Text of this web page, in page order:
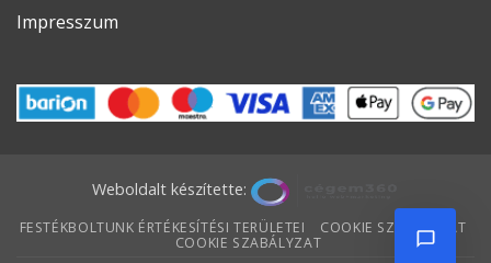
Impresszum
Weboldalt készítette:
FESTÉKBOLTUNK ÉRTÉKESÍTÉSI TERÜLETEI
COOKIE SZABÁLYZAT
COOKIE SZABÁLYZAT